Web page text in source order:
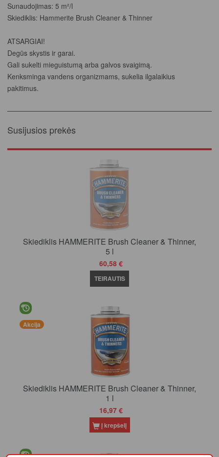
Sunaudojimas: 5 m²/l
Skiediklis: Hammerite Brush Cleaner & Thinner
ATSARGIAI!
Degūs skystis ir garai.
Gali sukelti mieguistumą arba galvos svaigimą.
Kenksminga vandens organizmams, sukelia ilgalaikius
pakitimus.
Susijusios prekės
Skiediklis HAMMERITE Brush Cleaner & Thinner,
5 l
60,58 €
TEIRAUTIS
Akcija
Skiediklis HAMMERITE Brush Cleaner & Thinner,
1 l
16,97 €
Į krepšelį